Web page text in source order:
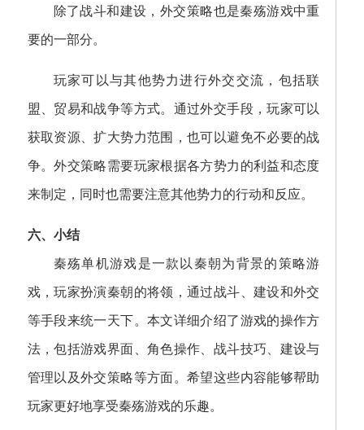
除了战斗和建设，外交策略也是秦殇游戏中重
要的一部分。
玩家可以与其他势力进行外交交流，包括联
盟、贸易和战争等方式。通过外交手段，玩家可以
获取资源、扩大势力范围，也可以避免不必要的战
争。外交策略需要玩家根据各方势力的利益和态度
来制定，同时也需要注意其他势力的行动和反应。
六、小结
秦殇单机游戏是一款以秦朝为背景的策略游
戏，玩家扮演秦朝的将领，通过战斗、建设和外交
等手段来统一天下。本文详细介绍了游戏的操作方
法，包括游戏界面、角色操作、战斗技巧、建设与
管理以及外交策略等方面。希望这些内容能够帮助
玩家更好地享受秦殇游戏的乐趣。